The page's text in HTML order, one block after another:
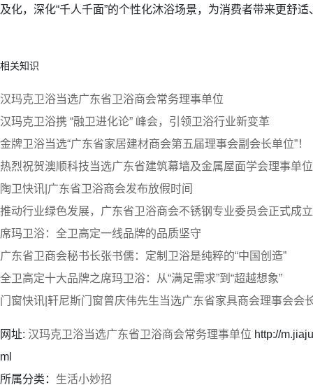
及化，深化“千人千面”的个性化沐浴场景，为消费者带来更舒
相关知识
汉玛克卫浴当选广东省卫浴商会常务理事单位
汉玛克卫浴携 “融卫进化论” 峰会，引领卫浴行业新变革
金牌卫浴当选“广东省家居建材商会第五届理事会副会长单位”！
热烈祝贺澳顺科技当选广东省建筑幕墙及金属屋面学会理事单
陶卫快讯|广东省卫浴商会发布放假时间
推动行业绿色发展，广东省卫浴商会不锈钢专业委员会正式成
席玛卫浴：全卫高定一线品牌的品质坚守
广东省卫商会秘书长张书儒：定制卫浴是纯粹的“中国创造”
全卫高定十大品牌之席玛卫浴：从“满足需求”到“超越想象”
门窗快讯|轩尼斯门窗曾庆伟先生当选广东省家具商会理事会会
网址: 汉玛克卫浴当选广东省卫浴商会常务理事单位 http://
ml
所属分类： 生活小妙招